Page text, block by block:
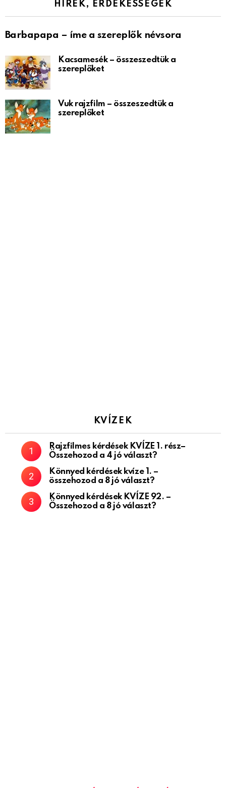
HÍREK, ÉRDEKESSÉGEK
Barbapapa – íme a szereplők névsora
Kacsamesék – összeszedtük a
szereplőket
Vuk rajzfilm – összeszedtük a
szereplőket
KVÍZEK
Rajzfilmes kérdések KVÍZE 1. rész–
Összehozod a 4 jó választ?
Könnyed kérdések kvíze 1. –
összehozod a 8 jó választ?
Könnyed kérdések KVÍZE 92. –
Összehozod a 8 jó választ?